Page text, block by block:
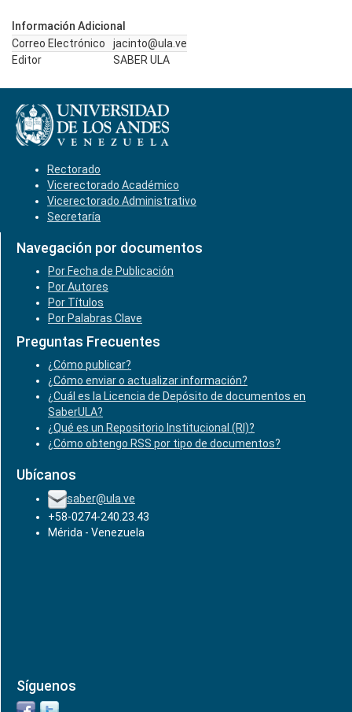
Información Adicional
Correo Electrónico
jacinto@ula.ve
Editor
SABER ULA
Rectorado
Vicerectorado Académico
Vicerectorado Administrativo
Secretaría
Navegación por documentos
Por Fecha de Publicación
Por Autores
Por Títulos
Por Palabras Clave
Preguntas Frecuentes
¿Cómo publicar?
¿Cómo enviar o actualizar información?
¿Cuál es la Licencia de Depósito de documentos en
SaberULA?
¿Qué es un Repositorio Institucional (RI)?
¿Cómo obtengo RSS por tipo de documentos?
Ubícanos
saber@ula.ve
+58-0274-240.23.43
Mérida - Venezuela
Síguenos